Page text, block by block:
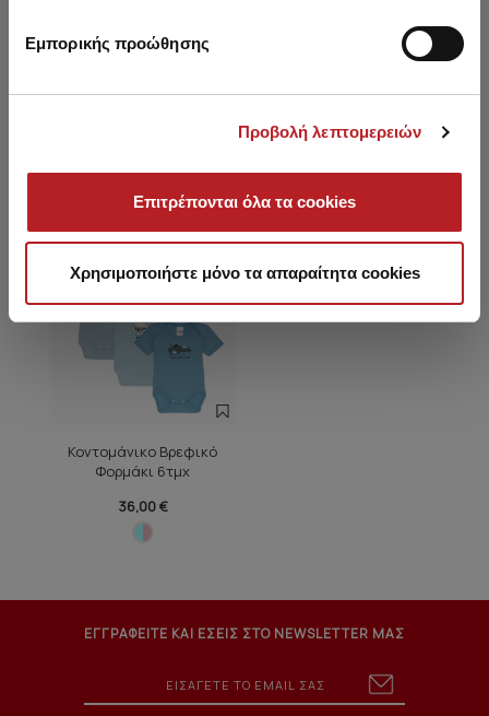
Εμπορικής προώθησης
Προβολή λεπτομερειών
Επιτρέπονται όλα τα cookies
Χρησιμοποιήστε μόνο τα απαραίτητα cookies
Κοντομάνικο Βρεφικό
Φορμάκι 6τμχ
36,00 €
ΕΓΓΡΑΦΕΙΤΕ ΚΑΙ ΕΣΕΙΣ ΣΤΟ NEWSLETTER ΜΑΣ